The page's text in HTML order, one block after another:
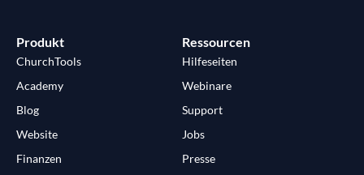
Produkt
ChurchTools
Academy
Blog
Website
Finanzen
Ressourcen
Hilfeseiten
Webinare
Support
Jobs
Presse